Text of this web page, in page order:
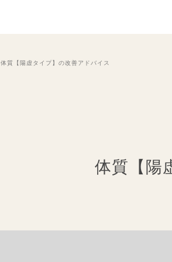
体質【陽虚タイプ】の改善アドバイス
体質【陽